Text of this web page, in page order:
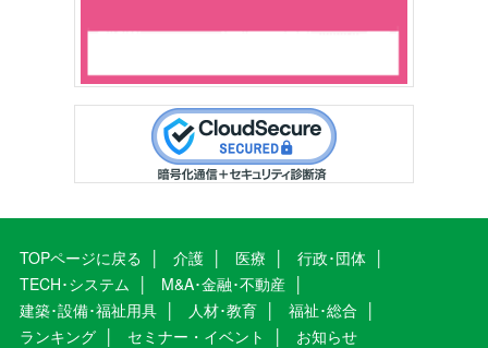
TOPページに戻る 介護 医療
行政･団体
TECH･システム
M&A･金融･不動産
建築･設備･福祉用具
人材･教育
福祉･総合
ランキング
セミナー・イベント
お知らせ